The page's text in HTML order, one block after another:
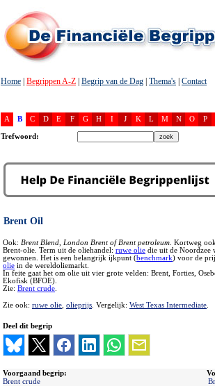
Home Begrippen A-Z Begrip van de Dag Thema's Contact
A B C D E F G H I J K L M N O P
Trefwoord:
Brent Oil
Ook: Brent Blend, London Brent of Brent petroleum . Kortweg
Brent-olie. Term uit de oliehandel: ruwe olie die uit de Noordzee
gewonnen. Het is een belangrijk ijkpunt (benchmark) voor de
olie in de wereldoliemarkt.
In feite gaat het om olie uit vier grote velden: Brent, Forties,
Ekofisk (BFOE).
Zie: Brent crude
Zie ook: ruwe olie olieprijs . Vergelijk: West Texas Intermediate
Deel dit begrip
Voorgaand begrip:
Brent crude